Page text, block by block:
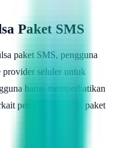
Paket SMS
paket SMS, pengguna
provider seluler untuk
harus memperhatikan
pembatalan pulsa paket